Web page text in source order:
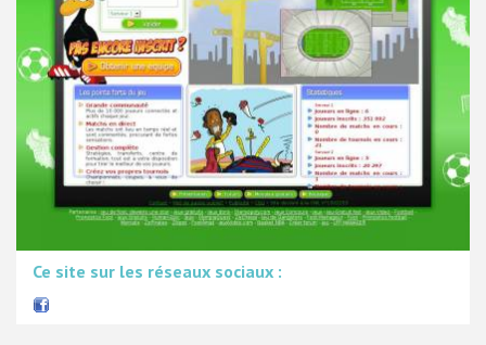
Ce site sur les réseaux sociaux :